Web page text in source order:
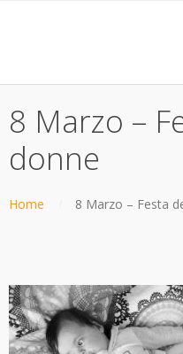
8 Marzo –
donne
Home 8 Marzo – Festa